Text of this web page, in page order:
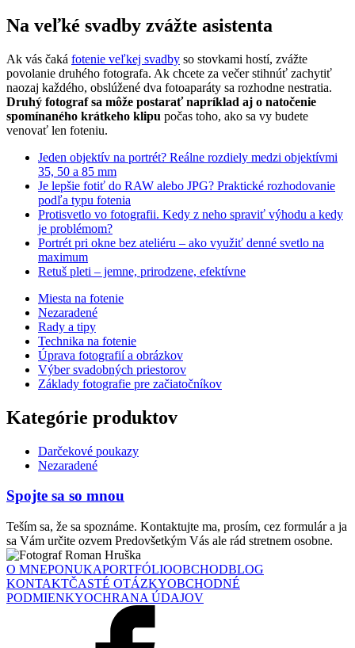
Na veľké svadby zvážte asistenta
Ak vás čaká fotenie veľkej svadby so stovkami hostí, zvážte
povolanie druhého fotografa. Ak chcete za večer stihnúť zachytiť
naozaj každého, obslúžené dva fotoaparáty sa rozhodne nestratia.
Druhý fotograf sa môže postarať napríklad aj o natočenie
spomínaného krátkeho klipu počas toho, ako sa vy budete
venovať len foteniu.
Jeden objektív na portrét? Reálne rozdiely medzi objektívmi
35, 50 a 85 mm
Je lepšie fotiť do RAW alebo JPG? Praktické rozhodovanie
podľa typu fotenia
Protisvetlo vo fotografii. Kedy z neho spraviť výhodu a kedy
je problémom?
Portrét pri okne bez ateliéru – ako využiť denné svetlo na
maximum
Retuš pleti – jemne, prirodzene, efektívne
Miesta na fotenie
Nezaradené
Rady a tipy
Technika na fotenie
Úprava fotografií a obrázkov
Výber svadobných priestorov
Základy fotografie pre začiatočníkov
Kategórie produktov
Darčekové poukazy
Nezaradené
Spojte sa so mnou
Teším sa, že sa spoznáme. Kontaktujte ma, prosím, cez formulár a ja
sa Vám určite ozvem Predovšetkým Vás ale rád stretnem osobne.
O MNEPONUKAPORTFÓLIOOBCHODBLOG
KONTAKTČASTÉ OTÁZKYOBCHODNÉ
PODMIENKYOCHRANA ÚDAJOV